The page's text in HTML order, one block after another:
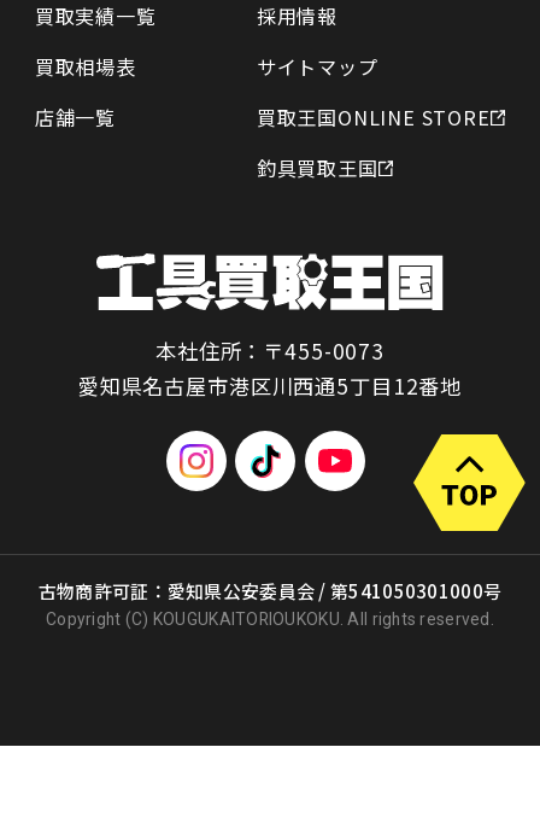
買取実績一覧
買取相場表
店舗一覧
採用情報
サイトマップ
買取王国ONLINE STORE
釣具買取王国
本社住所：〒455-0073
愛知県名古屋市港区川西通5丁目12番地
古物商許可証：愛知県公安委員会 / 第541050301000号
Copyright (C) KOUGUKAITORIOUKOKU. All rights reserved.